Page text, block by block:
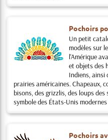
Pochoirs
Un petit
modèles sur
l'Amérique
et objets des
Indiens, ainsi
prairies américaines. Chapeaux,
bisons, des grizzlis, des loups
symbole des États-Unis
Pochoirs